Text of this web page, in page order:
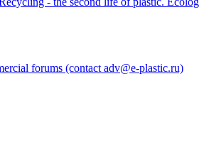
forums (contact adv@e-plastic.ru)